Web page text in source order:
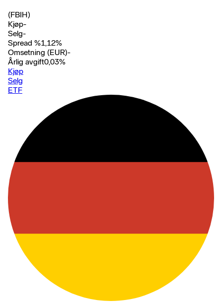
(FBIH)
Kjøp-
Selg-
Spread %1,12%
Omsetning (EUR)-
Årlig avgift0,03%
Kjøp
Selg
ETF